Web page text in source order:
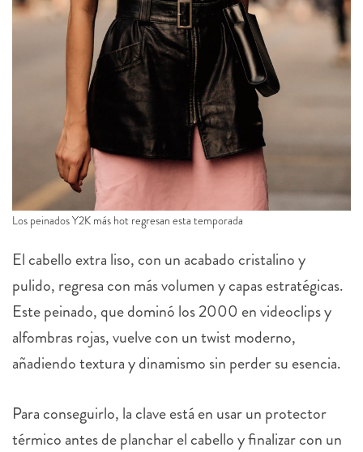
Los peinados Y2K más hot regresan esta temporada
El cabello extra liso, con un acabado cristalino y
pulido, regresa con más volumen y capas estratégicas.
Este peinado, que dominó los 2000 en videoclips y
alfombras rojas, vuelve con un twist moderno,
añadiendo textura y dinamismo sin perder su esencia.
Para conseguirlo, la clave está en usar un protector
térmico antes de planchar el cabello y finalizar con un